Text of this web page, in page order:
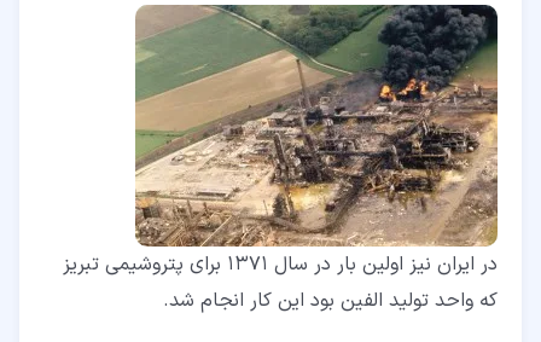
در ایران نیز اولین بار در سال 1371 برای پتروشیمی تبریز
که واحد تولید الفین بود این کار انجام شد.